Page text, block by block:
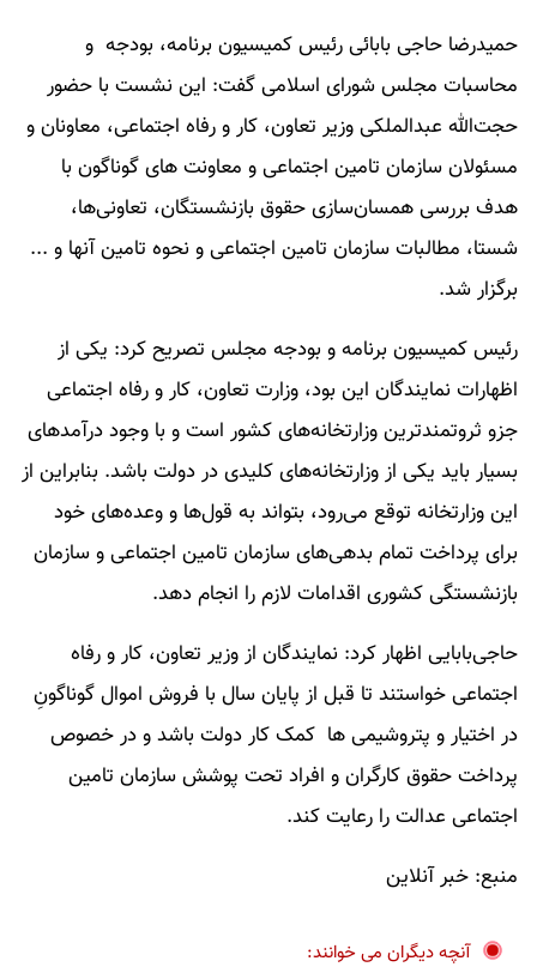
حمیدرضا حاجی بابائی رئیس کمیسیون برنامه، بودجه و
محاسبات مجلس شورای اسلامی گفت: این نشست با حضور
حجت‌الله عبدالملکی وزیر تعاون، کار و رفاه اجتماعی، معاونان و
مسئولان سازمان تامین اجتماعی و معاونت های گوناگون با
هدف بررسی همسان‌سازی حقوق بازنشستگان، تعاونی‌ها،
شستا، مطالبات سازمان تامین اجتماعی و نحوه تامین آنها و ...
برگزار شد.
رئیس کمیسیون برنامه و بودجه مجلس تصریح کرد: یکی از
اظهارات نمایندگان این بود، وزارت تعاون، کار و رفاه اجتماعی
جزو ثروتمندترین وزارتخانه‌های کشور است و با وجود درآمدهای
بسیار باید یکی از وزارتخانه‌های کلیدی در دولت باشد. بنابراین از
این وزارتخانه توقع می‌رود، بتواند به قول‌ها و وعده‌های خود
برای پرداخت تمام بدهی‌های سازمان تامین اجتماعی و سازمان
بازنشستگی کشوری اقدامات لازم را انجام دهد.
حاجی‌بابایی اظهار کرد: نمایندگان از وزیر تعاون، کار و رفاه
اجتماعی خواستند تا قبل از پایان سال با فروش اموال گوناگونِ
در اختیار و پتروشیمی ها کمک کار دولت باشد و در خصوص
پرداخت حقوق کارگران و افراد تحت پوشش سازمان تامین
اجتماعی عدالت را رعایت کند.
منبع: خبر آنلاین
آنچه دیگران می خوانند: